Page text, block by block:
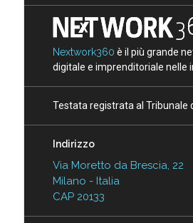
Nextwork360 è il più grande
digitale e imprenditoriale nelle
Testata registrata al Tribunale
Indirizzo
Via Moretto da Brescia, 22
Milano - Italia
CAP 20133